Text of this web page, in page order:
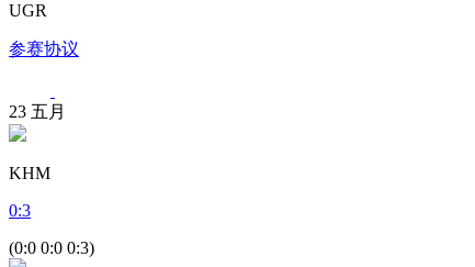
UGR
参赛协议
23 五月
KHM
0:3
(0:0 0:0 0:3)